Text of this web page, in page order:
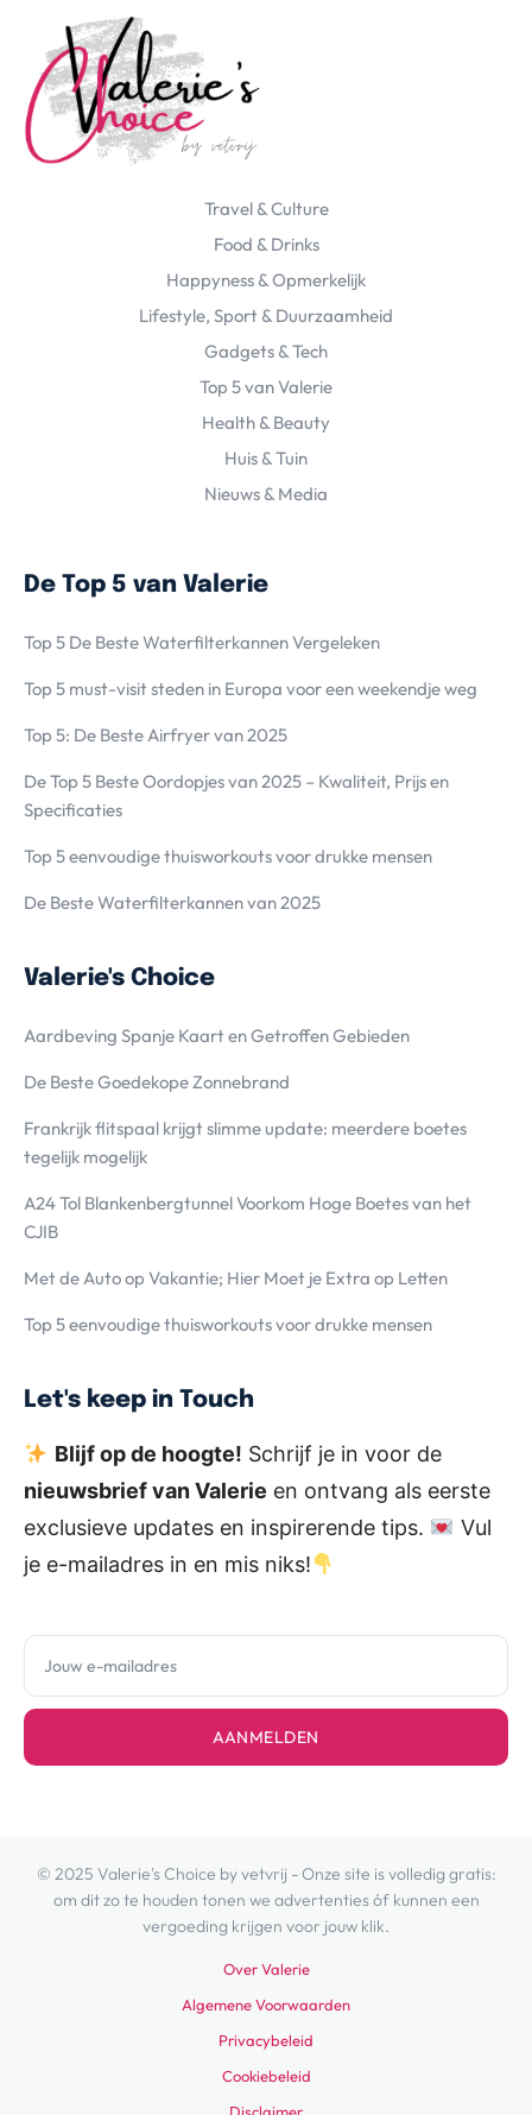
Travel & Culture
Food & Drinks
Happyness & Opmerkelijk
Lifestyle, Sport & Duurzaamheid
Gadgets & Tech
Top 5 van Valerie
Health & Beauty
Huis & Tuin
Nieuws & Media
De Top 5 van Valerie
Top 5 De Beste Waterfilterkannen Vergeleken
Top 5 must-visit steden in Europa voor een weekendje weg
Top 5: De Beste Airfryer van 2025
De Top 5 Beste Oordopjes van 2025 – Kwaliteit, Prijs en
Specificaties
Top 5 eenvoudige thuisworkouts voor drukke mensen
De Beste Waterfilterkannen van 2025
Valerie's Choice
Aardbeving Spanje Kaart en Getroffen Gebieden
De Beste Goedekope Zonnebrand
Frankrijk flitspaal krijgt slimme update: meerdere boetes
tegelijk mogelijk
A24 Tol Blankenbergtunnel Voorkom Hoge Boetes van het
CJIB
Met de Auto op Vakantie; Hier Moet je Extra op Letten
Top 5 eenvoudige thuisworkouts voor drukke mensen
Let's keep in Touch
Blijf op de hoogte! Schrijf je in voor de
nieuwsbrief van Valerie en ontvang als eerste
exclusieve updates en inspirerende tips.
Vul
je e-mailadres in en mis niks!
AANMELDEN
© 2025 Valerie's Choice by vetvrij - Onze site is volledig gratis:
om dit zo te houden tonen we advertenties óf kunnen een
vergoeding krijgen voor jouw klik.
Over Valerie
Algemene Voorwaarden
Privacybeleid
Cookiebeleid